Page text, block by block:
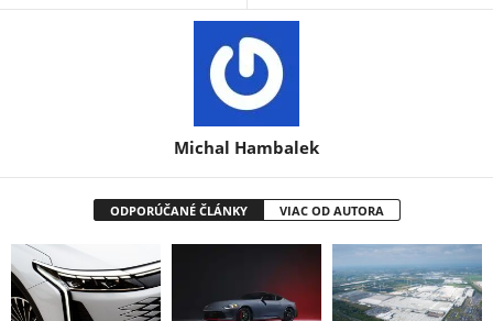
Michal Hambalek
ODPORÚČANÉ ČLÁNKY VIAC OD AUTORA